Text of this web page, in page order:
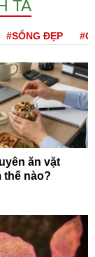
TA
#SỐNG ĐẸP
ăn vặt
thế nào?